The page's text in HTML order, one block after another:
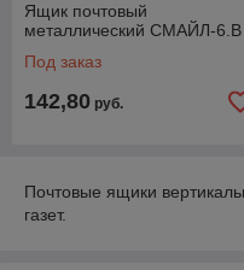
Ящик почтовый
металлический СМАЙЛ-6.В
Под заказ
142,80 руб.
Почтовые ящики
газет.